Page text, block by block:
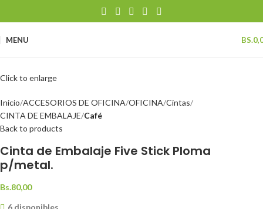
MENU BS.
Click to enlarge
Inicio ACCESORIOS DE OFICINA OFICINA Cintas
CINTA DE EMBALAJE Café
Back to products
Cinta de Embalaje Five Stick Ploma
p/metal.
Bs.80,00